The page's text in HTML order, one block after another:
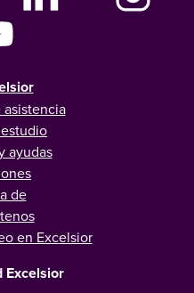
asistencia
ayudas
de
en Excelsior
Excelsior